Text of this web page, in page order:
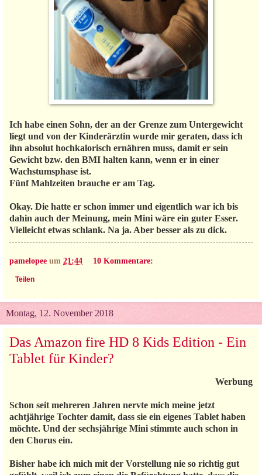
Ich habe einen Sohn, der an der Grenze zum Untergewicht
liegt und von der Kinderärztin wurde mir geraten, dass ich
ihn absolut hochkalorisch ernähren muss, damit er sein
Gewicht bzw. den BMI halten kann, wenn er in einer
Wachstumsphase ist.
Fünf Mahlzeiten brauche er am Tag.
Okay. Die hatte er schon immer und eigentlich war ich bis
dahin auch der Meinung, mein Mini wäre ein guter Esser.
Vielleicht etwas schlank. Na ja. Aber besser als zu dick.
pamelopee um 21:44 10 Kommentare:
Teilen
Montag, 12. November 2018
Das Amazon fire HD 8 Kids Edition - Ein
Tablet für Kinder?
Werbung
Schon seit mehreren Jahren nervte mich meine jetzt
achtjährige Tochter damit, dass sie ein eigenes Tablet haben
möchte. Und der sechsjährige Mini stimmte auch schon in
den Chorus ein.
Bisher habe ich mich mit der Vorstellung nie so richtig gut